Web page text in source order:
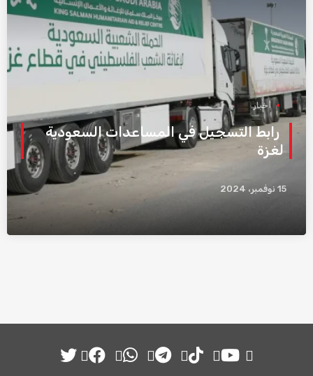
أخبار
رابط التسجيل في المساعدات السعودية
لغزة
15 نوفمبر، 2024